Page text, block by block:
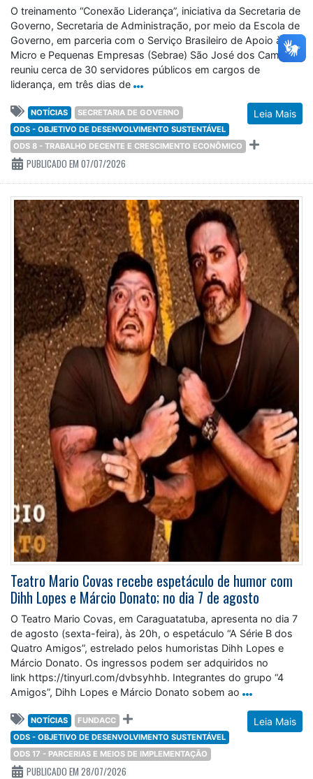
O treinamento “Conexão Liderança”, iniciativa da Secretaria de
Governo, Secretaria de Administração, por meio da Escola de
Governo, em parceria com o Serviço Brasileiro de Apoio às
Micro e Pequenas Empresas (Sebrae) São José dos Campos,
reuniu cerca de 30 servidores públicos em cargos de
liderança, em três dias de
Leia Mais
NOTÍCIAS
SECRETARIA DE GOVERNO
ODS - OBJETIVO DE DESENVOLVIMENTO SUSTENTÁVEL
ODS 8 - TRABALHO DECENTE E CRESCIMENTO ECONÔMICO
PUBLICADO EM 07/07/2026
Teatro Mario Covas recebe espetáculo de humor com
Dihh Lopes e Márcio Donato; no dia 7 de agosto
O Teatro Mario Covas, em Caraguatatuba, apresenta no dia 7
de agosto (sexta-feira), às 20h, o espetáculo “A Série B dos
Quatro Amigos”, estrelado pelos humoristas Dihh Lopes e
Márcio Donato. Os ingressos podem ser adquiridos no
link https://tinyurl.com/dvbsyhhb. Integrantes do grupo “4
Amigos”, Dihh Lopes e Márcio Donato sobem ao
Leia Mais
NOTÍCIAS
FUNDACC
ODS - OBJETIVO DE DESENVOLVIMENTO SUSTENTÁVEL
ODS 17 - PARCERIAS E MEIOS DE IMPLEMENTAÇÃO
PUBLICADO EM 28/07/2026